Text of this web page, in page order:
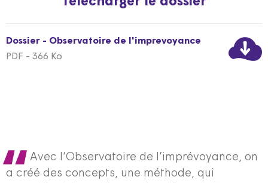
Dossier - Observatoire de l'imprevoyance
PDF - 366 Ko
Avec l’Observatoire de l’imprévoyance, on
a créé des concepts, une méthode, qui